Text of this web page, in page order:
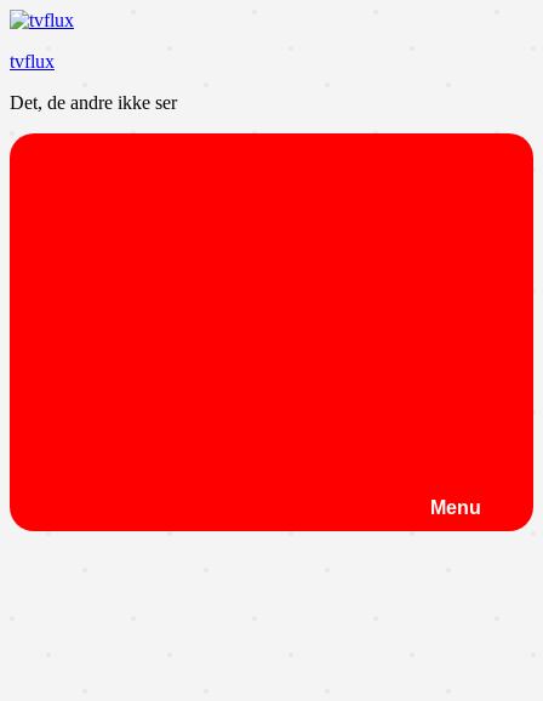
Videre
indhold
tvflux
Det, de andre ikke ser
Menu